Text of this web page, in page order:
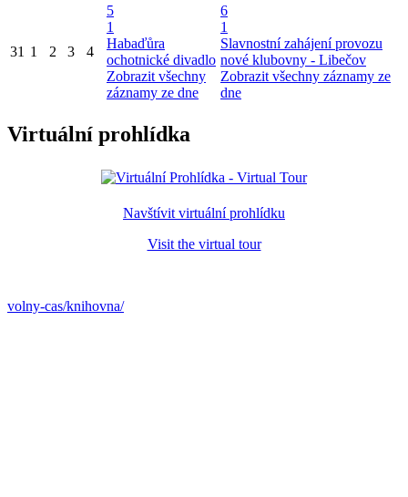
31 1 2 3 4
5
1
Habaďůra
ochotnické divadlo
Zobrazit všechny
záznamy ze dne
6
1
Slavnostní zahájení provozu
nové klubovny - Libečov
Zobrazit všechny záznamy ze
dne
Virtuální prohlídka
Navštívit virtuální prohlídku
Visit the virtual tour
volny-cas/knihovna/